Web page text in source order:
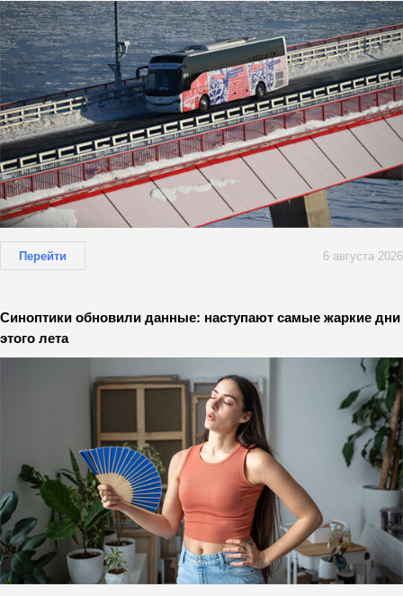
Перейти 6 августа 2026
Синоптики обновили данные: наступают самые жаркие дни
этого лета